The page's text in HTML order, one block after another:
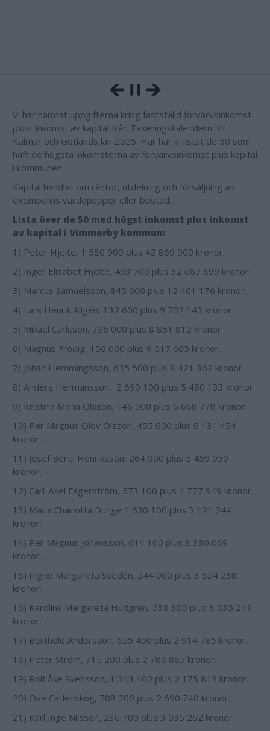
Vi har hämtat uppgifterna kring fastställd förvärvsinkomst
plust inkomst av kapital från Taxeringskalendern för
Kalmar och Gotlands län 2025. Här har vi listat de 50 som
haft de högsta inkomsterna av förvärvsinkomst plus kapital
i kommunen.
Kapital handlar om räntor, utdelning och försäljning av
exempelvis värdepapper eller bostad.
Lista över de 50 med högst inkomst plus inkomst
av kapital i Vimmerby kommun:
1) Peter Hjelte, 1 580 900 plus 42 869 900 kronor.
2) Inger Elisabet Hjelte, 493 700 plus 32 687 899 kronor.
3) Marcus Samuelsson, 845 600 plus 12 461 176 kronor.
4) Lars Henrik Allgén, 132 600 plus 9 702 143 kronor.
5) Mikael Carlsson, 736 000 plus 8 851 812 kronor.
6) Magnus Frodig, 156 000 plus 9 017 665 kronor.
7) Johan Hemmingsson, 635 500 plus 8 421 362 kronor.
8) Anders Hermansson, 2 690 100 plus 5 480 133 kronor.
9) Kristina Maria Olsson, 146 900 plus 6 668 778 kronor.
10) Per Magnus Olov Olsson, 455 600 plus 6 131 454
kronor.
11) Josef Bertil Henriksson, 264 900 plus 5 459 959
kronor.
12) Carl-Axel Fagerström, 573 100 plus 4 777 949 kronor.
13) Maria Charlotta Dunge 1 630 100 plus 3 121 244
kronor.
14) Per Magnus Johansson, 614 100 plus 3 330 069
kronor.
15) Ingrid Margareta Svedén, 244 000 plus 3 524 258
kronor.
16) Karolina Margareta Hultgren, 538 300 plus 3 035 241
kronor.
17) Berthold Andersson, 625 400 plus 2 914 785 kronor.
18) Peter Ström, 715 200 plus 2 788 885 kronor.
19) Rolf Åke Svensson, 1 343 400 plus 2 175 815 kronor.
20) Ove Carlenskog, 708 200 plus 2 690 740 kronor.
21) Karl Inge Nilsson, 236 700 plus 3 035 262 kronor.